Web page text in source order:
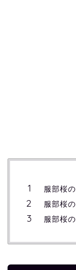
服部桜
服部桜
服部桜